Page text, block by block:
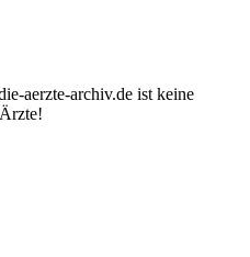
aerzte-archiv.de ist keine